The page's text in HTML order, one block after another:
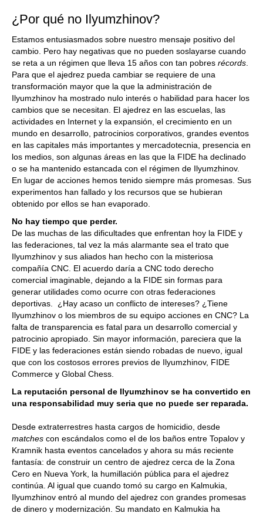
¿Por qué no Ilyumzhinov?
Estamos entusiasmados sobre nuestro mensaje positivo del
cambio. Pero hay negativas que no pueden soslayarse cuando
se reta a un régimen que lleva 15 años con tan pobres récords
Para que el ajedrez pueda cambiar se requiere de una
transformación mayor que la que la administración de
Ilyumzhinov ha mostrado nulo interés o habilidad para hacer los
cambios que se necesitan. El ajedrez en las escuelas, las
actividades en Internet y la expansión, el crecimiento en un
mundo en desarrollo, patrocinios corporativos, grandes eventos
en las capitales más importantes y mercadotecnia, presencia en
los medios, son algunas áreas en las que la FIDE ha declinado
o se ha mantenido estancada con el régimen de Ilyumzhinov.
En lugar de acciones hemos tenido siempre más promesas. Sus
experimentos han fallado y los recursos que se hubieran
obtenido por ellos se han evaporado.
No hay tiempo que perder.
De las muchas de las dificultades que enfrentan hoy la FIDE y
las federaciones, tal vez la más alarmante sea el trato que
Ilyumzhinov y sus aliados han hecho con la misteriosa
compañía CNC. El acuerdo daría a CNC todo derecho
comercial imaginable, dejando a la FIDE sin formas para
generar utilidades como ocurre con otras federaciones
deportivas. ¿Hay acaso un conflicto de intereses? ¿Tiene
Ilyumzhinov o los miembros de su equipo acciones en CNC? La
falta de transparencia es fatal para un desarrollo comercial y
patrocinio apropiado. Sin mayor información, pareciera que la
FIDE y las federaciones están siendo robadas de nuevo, igual
que con los costosos errores previos de Ilyumzhinov, FIDE
Commerce y Global Chess.
La reputación personal de Ilyumzhinov se ha convertido en
una responsabilidad muy seria que no puede ser reparada.
Desde extraterrestres hasta cargos de homicidio, desde
matches con escándalos como el de los baños entre Topalov y
Kramnik hasta eventos cancelados y ahora su más reciente
fantasía: de construir un centro de ajedrez cerca de la Zona
Cero en Nueva York, la humillación pública para el ajedrez
continúa. Al igual que cuando tomó su cargo en Kalmukia,
Ilyumzhinov entró al mundo del ajedrez con grandes promesas
de dinero y modernización. Su mandato en Kalmukia ha